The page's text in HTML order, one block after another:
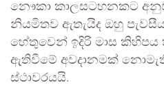
නෞකා කාලසටහනකට
නියමිතව ඇතැයිද ඔහු
හේතුවෙන් ඉදිරි මාස
ඇතිවීමේ අවදානමක්
ස්ථාවරයයි.